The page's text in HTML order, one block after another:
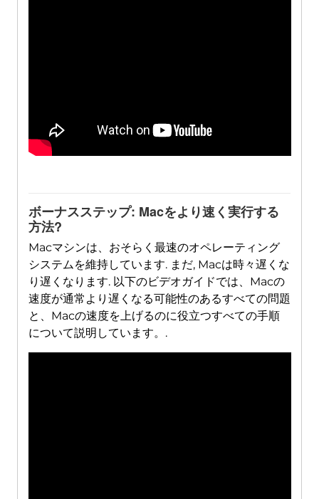
ボーナスステップ: Macをより速く実行する
方法?
Macマシンは、おそらく最速のオペレーティング
システムを維持しています. まだ, Macは時々遅くな
り遅くなります. 以下のビデオガイドでは、Macの
速度が通常より遅くなる可能性のあるすべての問題
と、Macの速度を上げるのに役立つすべての手順
について説明しています。.